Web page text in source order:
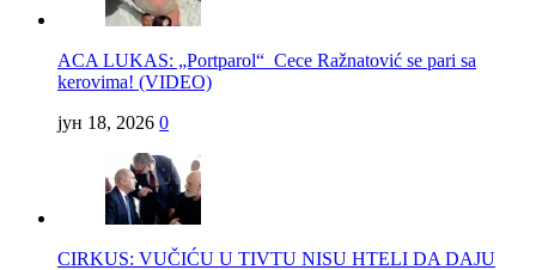
ACA LUKAS: „Portparol“ Cece Ražnatović se pari sa
kerovima! (VIDEO)
јун 18, 2026 0
CIRKUS: VUČIĆU U TIVTU NISU HTELI DA DAJU